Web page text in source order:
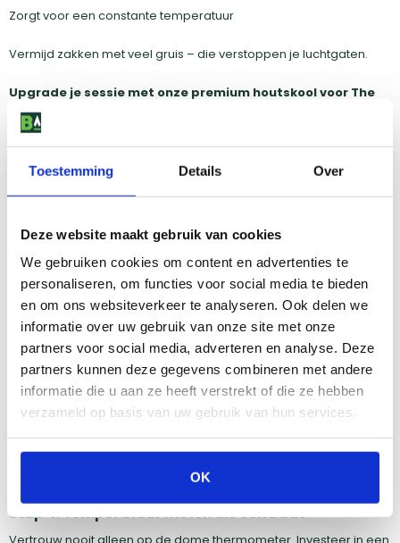
Toestemming Details Over
Deze website maakt gebruik van cookies
We gebruiken cookies om content en advertenties te
personaliseren, om functies voor social media te bieden
en om ons websiteverkeer te analyseren. Ook delen we
informatie over uw gebruik van onze site met onze
partners voor social media, adverteren en analyse. Deze
partners kunnen deze gegevens combineren met andere
informatie die u aan ze heeft verstrekt of die ze hebben
verzameld op basis van uw gebruik van hun services.
OK
Zorgt voor een constante temperatuur
Vermijd zakken met veel gruis – die verstoppen je luchtgaten.
Upgrade je sessie met onze premium houtskool voor The
Bastard
pure smaak.
Stap 3: Fire management, bouw je vuur slim op
Hot & fast: Volle laag houtskool, centraal aansteken
(bijvoorbeeld met een looftlighter).
Low & slow
: De ‘snake’ of ‘donut’ methode – vuur aan de zijkant,
zodat het langzaam naar binnen brandt.
Gebruik eenplatesetter voor indirecte hitte bij low & slow. Dat
voorkomt flare-ups en houdt je temperatuur mooi laag.
Nog geen platesetter?Bekijk onze Complete Heat Deflectors &
Platesetters voor The Bastard.
Stap 4: Temperatuur meten als een baas